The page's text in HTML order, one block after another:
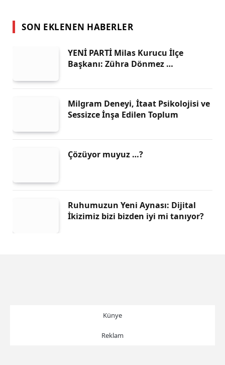
SON EKLENEN HABERLER
YENİ PARTİ Milas Kurucu İlçe
Başkanı: Zühra Dönmez …
Milgram Deneyi, İtaat Psikolojisi ve
Sessizce İnşa Edilen Toplum
Çözüyor muyuz …?
Ruhumuzun Yeni Aynası: Dijital
İkizimiz bizi bizden iyi mi tanıyor?
Künye
Reklam